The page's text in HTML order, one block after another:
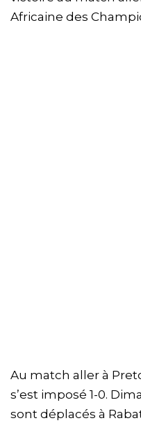
Africaine des
Au match aller à
s’est imposé 1-0.
sont déplacés à